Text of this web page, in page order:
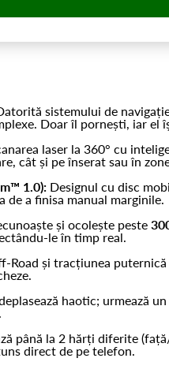
sistemului de
Doar îl pornești, iar el
laser la 360° cu
cât și pe înserat sau în
1.0): Designul cu disc
a finisa manual marginile.
și ocolește peste
le în timp real.
Road și tracțiunea
haotic; urmează
până la 2 hărți diferite
direct de pe telefon.